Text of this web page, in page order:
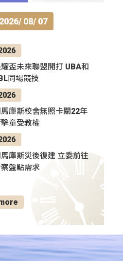
2026/ 08/ 07
盃未來聯盟開打 UBA和
同場競技
庫斯校舍無照卡關22年
童受教權
庫斯災後復建 立委前往
盤點需求